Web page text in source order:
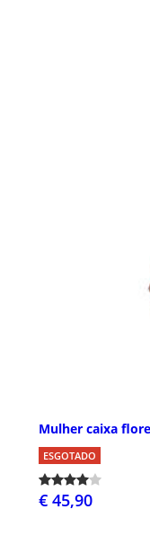
Mulher caixa
ESGOTADO
€ 45,90